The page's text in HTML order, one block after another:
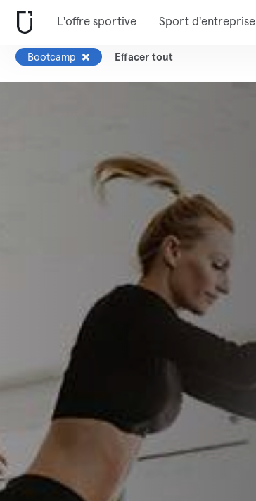
L'offre sportive Sport d'entreprise
Bootcamp Effacer tout